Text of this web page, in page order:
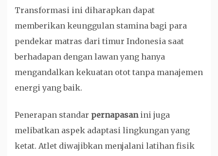
Transformasi ini diharapkan dapat
memberikan keunggulan stamina bagi para
pendekar matras dari timur Indonesia saat
berhadapan dengan lawan yang hanya
mengandalkan kekuatan otot tanpa manajemen
energi yang baik.
Penerapan standar pernapasanini juga
melibatkan aspek adaptasi lingkungan yang
ketat. Atlet diwajibkan menjalani latihan fisik